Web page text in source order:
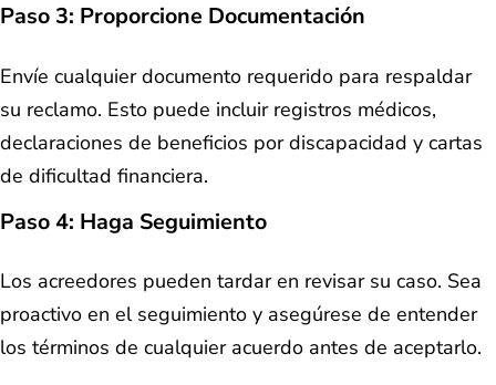
Paso 3: Proporcione Documentación
Envíe cualquier documento requerido para respaldar
su reclamo. Esto puede incluir registros médicos,
declaraciones de beneficios por discapacidad y cartas
de dificultad financiera.
Paso 4: Haga Seguimiento
Los acreedores pueden tardar en revisar su caso. Sea
proactivo en el seguimiento y asegúrese de entender
los términos de cualquier acuerdo antes de aceptarlo.